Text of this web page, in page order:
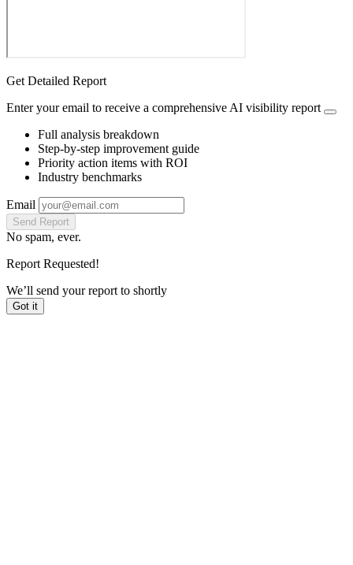
Get Detailed Report
Enter your email to receive a comprehensive AI visibility report
Full analysis breakdown
Step-by-step improvement guide
Priority action items with ROI
Industry benchmarks
Email
Send Report
No spam, ever.
Report Requested!
We’ll send your report to shortly
Got it